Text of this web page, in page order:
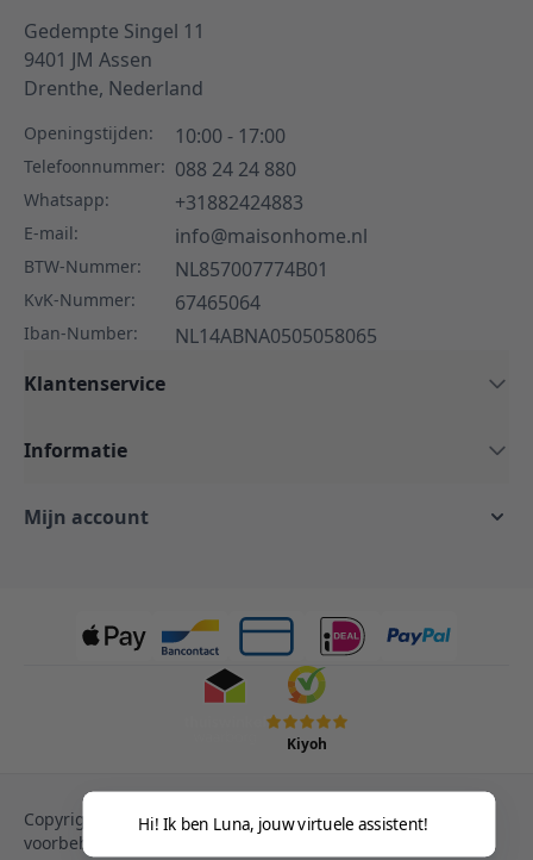
Gedempte Singel 11
9401 JM Assen
Drenthe, Nederland
Openingstijden: 10:00 - 17:00
Telefoonnummer: 088 24 24 880
Whatsapp: +31882424883
E-mail: info@maisonhome.nl
BTW-Nummer: NL857007774B01
KvK-Nummer: 67465064
Iban-Number:
NL14ABNA0505058065
Klantenservice
Informatie
Mijn account
Kiyoh
Copyright © 2013-heden Magento. Alle rechten
voorbehouden.
Hi! Ik ben Luna, jouw virtuele assistent!